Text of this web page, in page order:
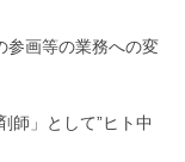
参画等の業務への変
師」として”ヒト中